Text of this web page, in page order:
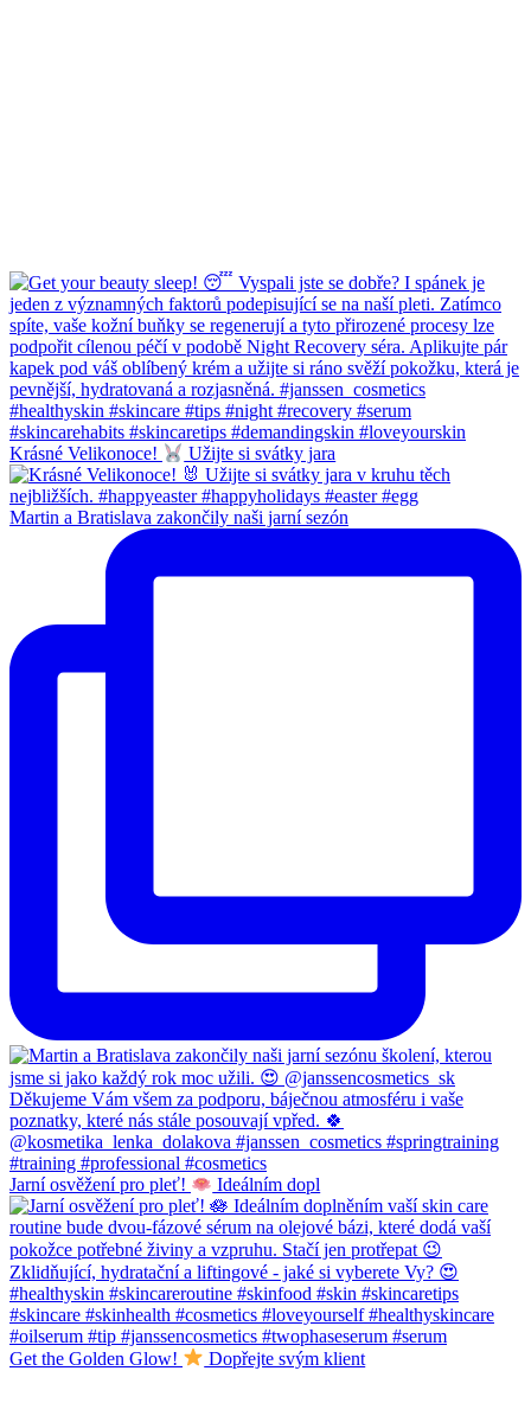
Krásné Velikonoce! Užijte si svátky jara
Martin a Bratislava zakončily naši jarní sezón
Jarní osvěžení pro pleť! Ideálním dopl
Get the Golden Glow! Dopřejte svým klient